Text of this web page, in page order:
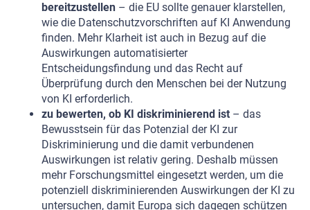
bereitzustellen – die EU sollte genauer klarstellen,
wie die Datenschutzvorschriften auf KI Anwendung
finden. Mehr Klarheit ist auch in Bezug auf die
Auswirkungen automatisierter
Entscheidungsfindung und das Recht auf
Überprüfung durch den Menschen bei der Nutzung
von KI erforderlich.
zu bewerten, ob KI diskriminierend ist – das
Bewusstsein für das Potenzial der KI zur
Diskriminierung und die damit verbundenen
Auswirkungen ist relativ gering. Deshalb müssen
mehr Forschungsmittel eingesetzt werden, um die
potenziell diskriminierenden Auswirkungen der KI zu
untersuchen, damit Europa sich dagegen schützen